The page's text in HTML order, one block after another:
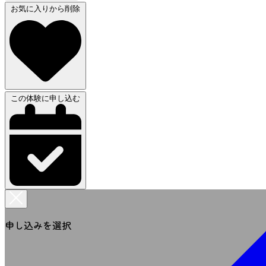
お気に入りから削除
この体験に申し込む
申し込みを選択